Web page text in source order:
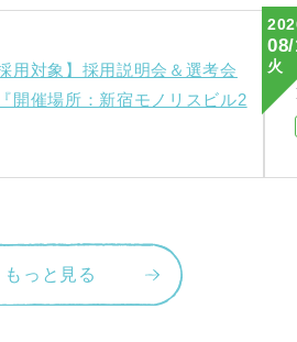
用対象】採用説明会＆選考会
開催場所：新宿モノリスビル2
火
もっと見る